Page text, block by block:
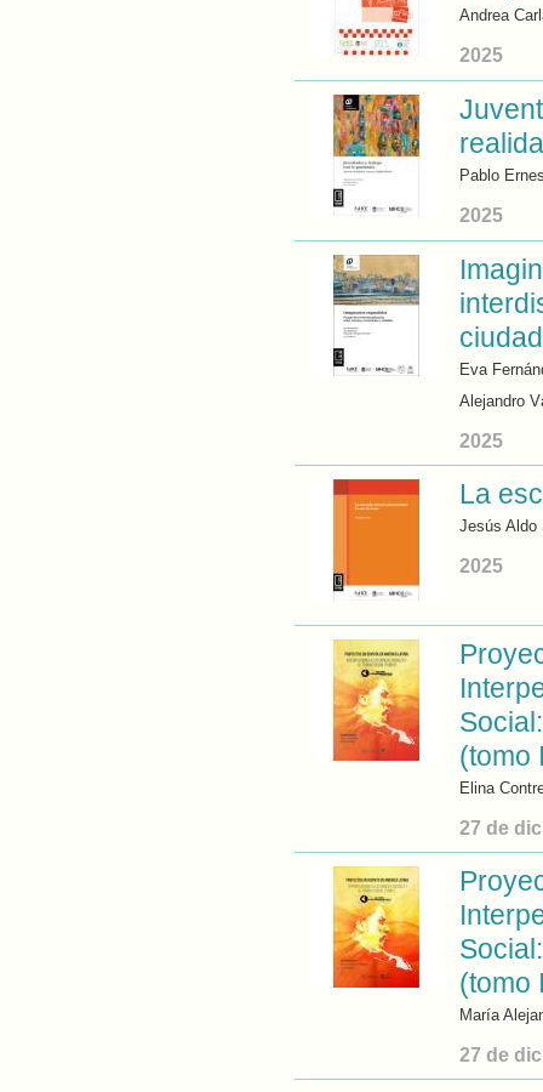
Andrea
2025
Pablo
2025
Eva
Alejandro
2025
La
Jesús Aldo
2025
(tomo
Elina
27 de
(tomo
María
27 de